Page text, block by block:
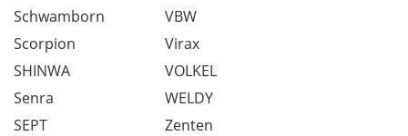
Schwamborn
Scorpion
SHINWA
Senra
SEPT
VBW
Virax
VOLKEL
WELDY
Zenten